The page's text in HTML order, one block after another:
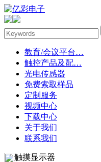
教育/会议平台…
触控产品及配…
光电传感器
免费索取样品
定制服务
视频中心
下载中心
关于我们
联系我们
触摸显示器